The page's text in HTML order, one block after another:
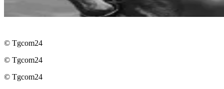
© Tgcom24
© Tgcom24
© Tgcom24